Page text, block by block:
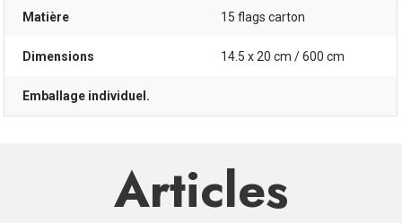
Matière 15 flags carton
Dimensions 14.5 x 20 cm / 600 cm
Emballage individuel.
Articles